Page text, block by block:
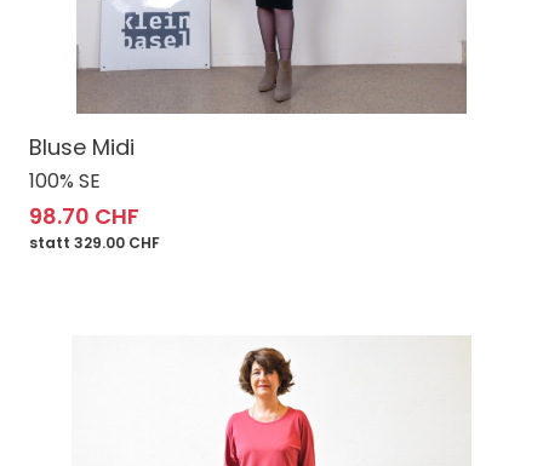
Bluse Midi
100% SE
98.70 CHF
statt 329.00 CHF